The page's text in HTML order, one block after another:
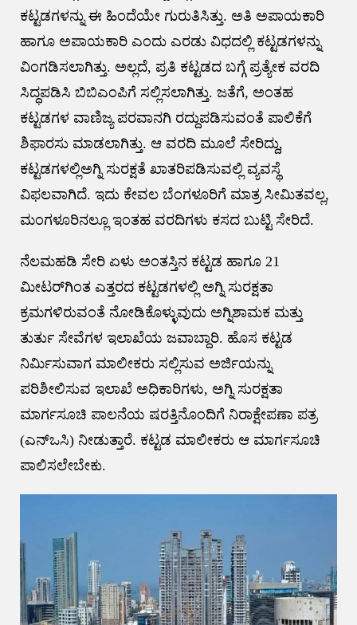
ಕಟ್ಟಡಗಳನ್ನು ಈ ಹಿಂದೆಯೇ ಗುರುತಿಸಿತ್ತು. ಅತಿ ಅಪಾಯಕಾರಿ
ಹಾಗೂ ಅಪಾಯಕಾರಿ ಎಂದು ಎರಡು ವಿಧದಲ್ಲಿ ಕಟ್ಟಡಗಳನ್ನು
ವಿಂಗಡಿಸಲಾಗಿತ್ತು. ಅಲ್ಲದೆ, ಪ್ರತಿ ಕಟ್ಟಡದ ಬಗ್ಗೆ ಪ್ರತ್ಯೇಕ ವರದಿ
ಸಿದ್ಧಪಡಿಸಿ ಬಿಬಿಎಂಪಿಗೆ ಸಲ್ಲಿಸಲಾಗಿತ್ತು. ಜತೆಗೆ, ಅಂತಹ
ಕಟ್ಟಡಗಳ ವಾಣಿಜ್ಯ ಪರವಾನಗಿ ರದ್ದುಪಡಿಸುವಂತೆ ಪಾಲಿಕೆಗೆ
ಶಿಫಾರಸು ಮಾಡಲಾಗಿತ್ತು. ಆ ವರದಿ ಮೂಲೆ ಸೇರಿದ್ದು,
ಕಟ್ಟಡಗಳಲ್ಲಿಅಗ್ನಿ ಸುರಕ್ಷತೆ ಖಾತರಿಪಡಿಸುವಲ್ಲಿ ವ್ಯವಸ್ಥೆ
ವಿಫಲವಾಗಿದೆ. ಇದು ಕೇವಲ ಬೆಂಗಳೂರಿಗೆ ಮಾತ್ರ ಸೀಮಿತವಲ್ಲ,
ಮಂಗಳೂರಿನಲ್ಲೂ ಇಂತಹ ವರದಿಗಳು ಕಸದ ಬುಟ್ಟಿ ಸೇರಿದೆ.
ನೆಲಮಹಡಿ ಸೇರಿ ಏಳು ಅಂತಸ್ತಿನ ಕಟ್ಟಡ ಹಾಗೂ 21
ಮೀಟರ್‌ಗಿಂತ ಎತ್ತರದ ಕಟ್ಟಡಗಳಲ್ಲಿ ಅಗ್ನಿ ಸುರಕ್ಷತಾ
ಕ್ರಮಗಳಿರುವಂತೆ ನೋಡಿಕೊಳ್ಳುವುದು ಅಗ್ನಿಶಾಮಕ ಮತ್ತು
ತುರ್ತು ಸೇವೆಗಳ ಇಲಾಖೆಯ ಜವಾಬ್ದಾರಿ. ಹೊಸ ಕಟ್ಟಡ
ನಿರ್ಮಿಸುವಾಗ ಮಾಲೀಕರು ಸಲ್ಲಿಸುವ ಅರ್ಜಿಯನ್ನು
ಪರಿಶೀಲಿಸುವ ಇಲಾಖೆ ಅಧಿಕಾರಿಗಳು, ಅಗ್ನಿ ಸುರಕ್ಷತಾ
ಮಾರ್ಗಸೂಚಿ ಪಾಲನೆಯ ಷರತ್ತಿನೊಂದಿಗೆ ನಿರಾಕ್ಷೇಪಣಾ ಪತ್ರ
(ಎನ್‌ಒಸಿ) ನೀಡುತ್ತಾರೆ. ಕಟ್ಟಡ ಮಾಲೀಕರು ಆ ಮಾರ್ಗಸೂಚಿ
ಪಾಲಿಸಲೇಬೇಕು.